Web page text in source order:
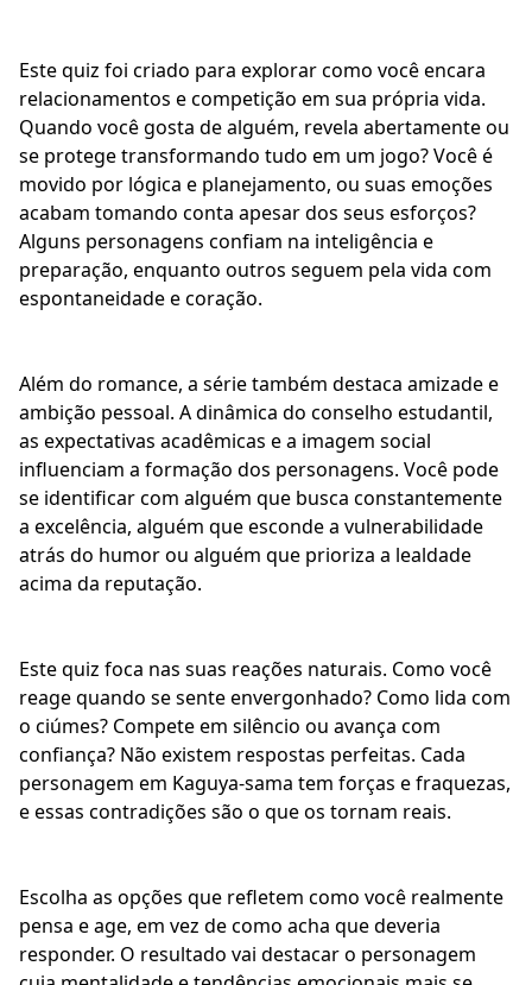
Este quiz foi criado para explorar como você encara
relacionamentos e competição em sua própria vida.
Quando você gosta de alguém, revela abertamente ou
se protege transformando tudo em um jogo? Você é
movido por lógica e planejamento, ou suas emoções
acabam tomando conta apesar dos seus esforços?
Alguns personagens confiam na inteligência e
preparação, enquanto outros seguem pela vida com
espontaneidade e coração.
Além do romance, a série também destaca amizade e
ambição pessoal. A dinâmica do conselho estudantil,
as expectativas acadêmicas e a imagem social
influenciam a formação dos personagens. Você pode
se identificar com alguém que busca constantemente
a excelência, alguém que esconde a vulnerabilidade
atrás do humor ou alguém que prioriza a lealdade
acima da reputação.
Este quiz foca nas suas reações naturais. Como você
reage quando se sente envergonhado? Como lida com
o ciúmes? Compete em silêncio ou avança com
confiança? Não existem respostas perfeitas. Cada
personagem em Kaguya-sama tem forças e fraquezas,
e essas contradições são o que os tornam reais.
Escolha as opções que refletem como você realmente
pensa e age, em vez de como acha que deveria
responder. O resultado vai destacar o personagem